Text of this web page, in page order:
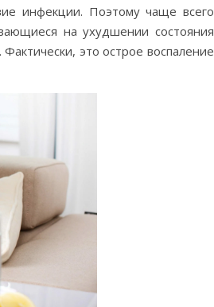
инфекции. Поэтому чаще всего
на ухудшении состояния
это острое воспаление